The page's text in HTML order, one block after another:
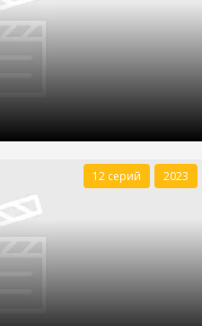
12 серий 2023